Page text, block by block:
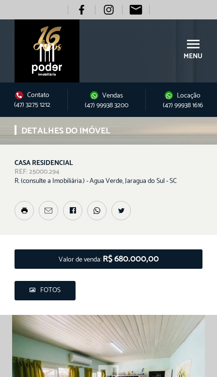
MENU
Contato
(47) 3275 1212
Vendas
(47) 99938 3200
Locação
(47) 99938 1616
DETALHES DO IMÓVEL
CASA RESIDENCIAL
REF: 25000.294
R. (consulte a Imobiliária.) - Agua Verde, Jaragua do Sul - SC
FOTOS
Valor de venda:R$ 680.000,00